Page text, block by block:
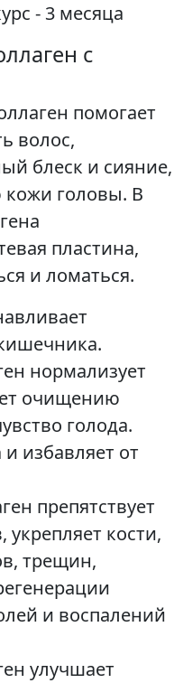
- 3 месяца
с
помогает
волос,
блеск и сияние,
кожи головы. В
пластина,
и ломаться.
нормализует
очищению
голода.
и избавляет от
препятствует
кости,
трещин,
и воспалений
улучшает